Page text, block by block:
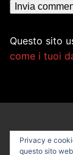
Questo sito
come i tuoi
Privacy e
questo sito